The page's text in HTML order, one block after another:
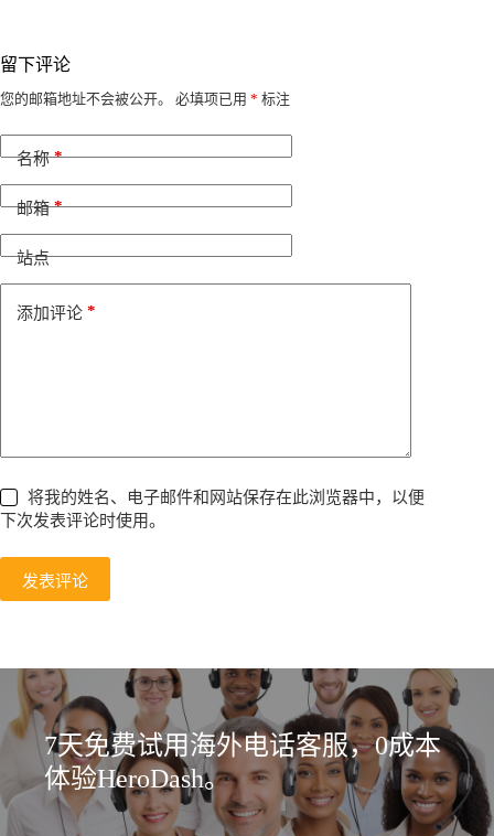
留下评论
您的邮箱地址不会被公开。 必填项已用 * 标注
名称*
邮箱*
站点
添加评论 *
将我的姓名、电子邮件和网站保存在此浏览器中，以便
下次发表评论时使用。
发表评论
A
t
e
t
i
7天免费试用海外电话客服，0成本
体验HeroDash。